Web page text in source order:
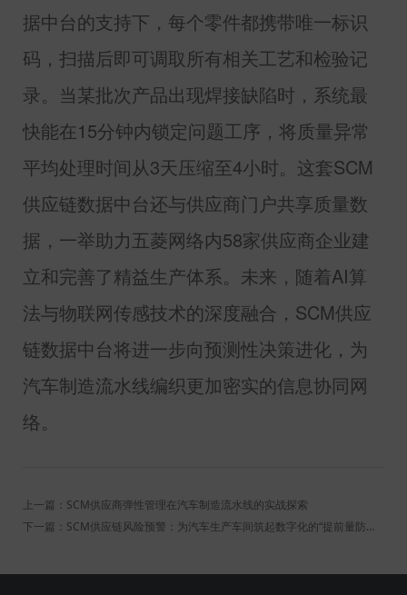
据中台的支持下，每个零件都携带唯一标识
码，扫描后即可调取所有相关工艺和检验记
录。当某批次产品出现焊接缺陷时，系统最
快能在15分钟内锁定问题工序，将质量异常
平均处理时间从3天压缩至4小时。这套SCM
供应链数据中台还与供应商门户共享质量数
据，一举助力五菱网络内58家供应商企业建
立和完善了精益生产体系。未来，随着AI算
法与物联网传感技术的深度融合， SCM供应
链数据中台将进一步向预测性决策进化，为
汽车制造流水线编织更加密实的信息协同网
络。
上一篇：SCM供应商弹性管理在汽车制造流水线的实战探索
下一篇：SCM供应链风险预警：为汽车生产车间筑起数字化的“提前量防火墙”